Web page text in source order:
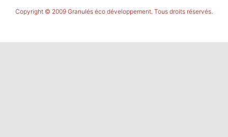
Copyright © 2009 Granulés éco développement. Tous droits réservés.